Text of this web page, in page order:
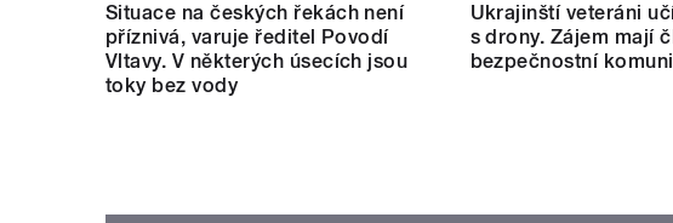
Situace na českých řekách není
příznivá, varuje ředitel Povodí
Vltavy. V některých úsecích jsou
toky bez vody
Ukrajinští veteráni
s drony. Zájem mají
bezpečnostní